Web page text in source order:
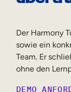
Der Harmony
sowie ein
Team. Er
ohne den
DEMO